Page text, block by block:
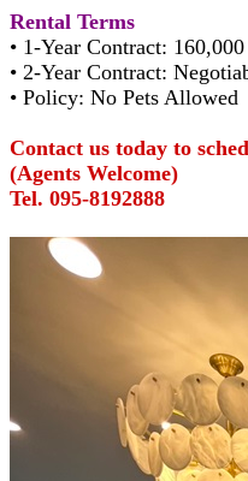
Rental Terms
• 1-Year Contract:
• 2-Year Contract:
• Policy: No Pets Allowed
Contact us today to
(Agents Welcome)
Tel. 095-8192888